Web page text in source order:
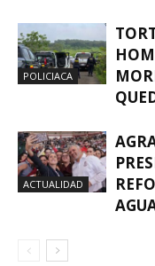
POLICIACA
ACTUALIDAD